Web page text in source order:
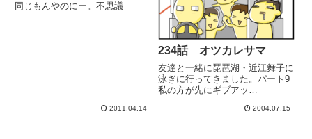
同じもんやのにー。不思議
2011.04.14
234話 オツカレサマ
友達と一緒に琵琶湖・近江舞子に
泳ぎに行ってきました。パート9
私の方が先にギブアッ
・・・・・・・・・・・・・・・
2004.07.15